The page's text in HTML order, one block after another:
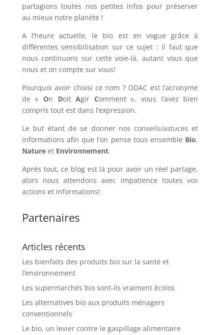
partagions toutes nos petites infos pour préserver
au mieux notre planète !
A l’heure actuelle, le bio est en vogue grâce à
différentes sensibilisation sur ce sujet : il faut que
nous continuons sur cette voie-là, autant vous que
nous et on compte sur vous!
Pourquoi avoir choisi ce nom ? ODAC est l’acronyme
de « On DoitAgir Comment », vous l’avez bien
compris tout est dans l’expression.
Le but étant de se donner nos conseils/astuces et
informations afin que l’on pense tous ensemble Bio,
Natureet Environnement.
Après tout, ce blog est là pour avoir un réel partage,
alors nous attendons avec impatience toutes vos
actions et informations!
Partenaires
Articles récents
Les bienfaits des produits bio sur la santé et
l’environnement
Les supermarchés bio sont-ils vraiment écolos
Les alternatives bio aux produits ménagers
conventionnels
Le bio, un levier contre le gaspillage alimentaire